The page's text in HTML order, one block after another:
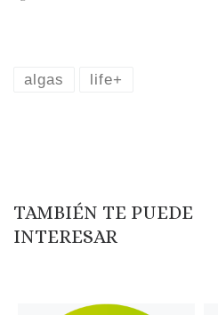
algas life+
TAMBIÉN TE PUEDE
INTERESAR